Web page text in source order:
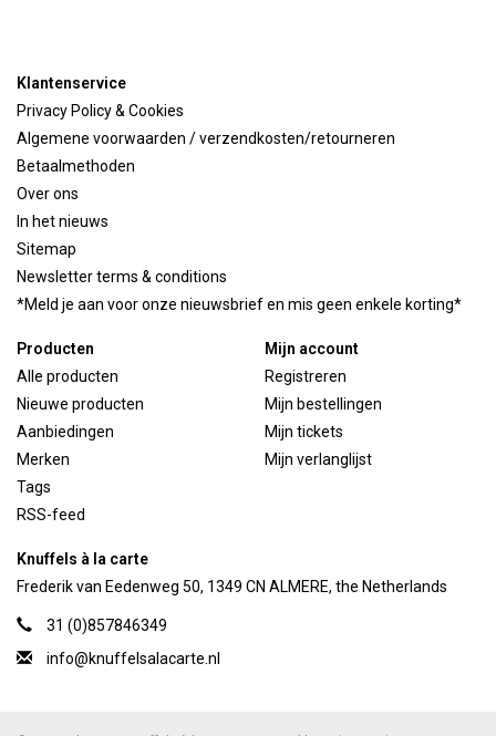
Klantenservice
Privacy Policy & Cookies
Algemene voorwaarden / verzendkosten/retourneren
Betaalmethoden
Over ons
In het nieuws
Sitemap
Newsletter terms & conditions
*Meld je aan voor onze nieuwsbrief en mis geen enkele korting*
Producten
Alle producten
Nieuwe producten
Aanbiedingen
Merken
Tags
RSS-feed
Mijn account
Registreren
Mijn bestellingen
Mijn tickets
Mijn verlanglijst
Knuffels à la carte
Frederik van Eedenweg 50, 1349 CN ALMERE, the Netherlands
31 (0)857846349
info@knuffelsalacarte.nl